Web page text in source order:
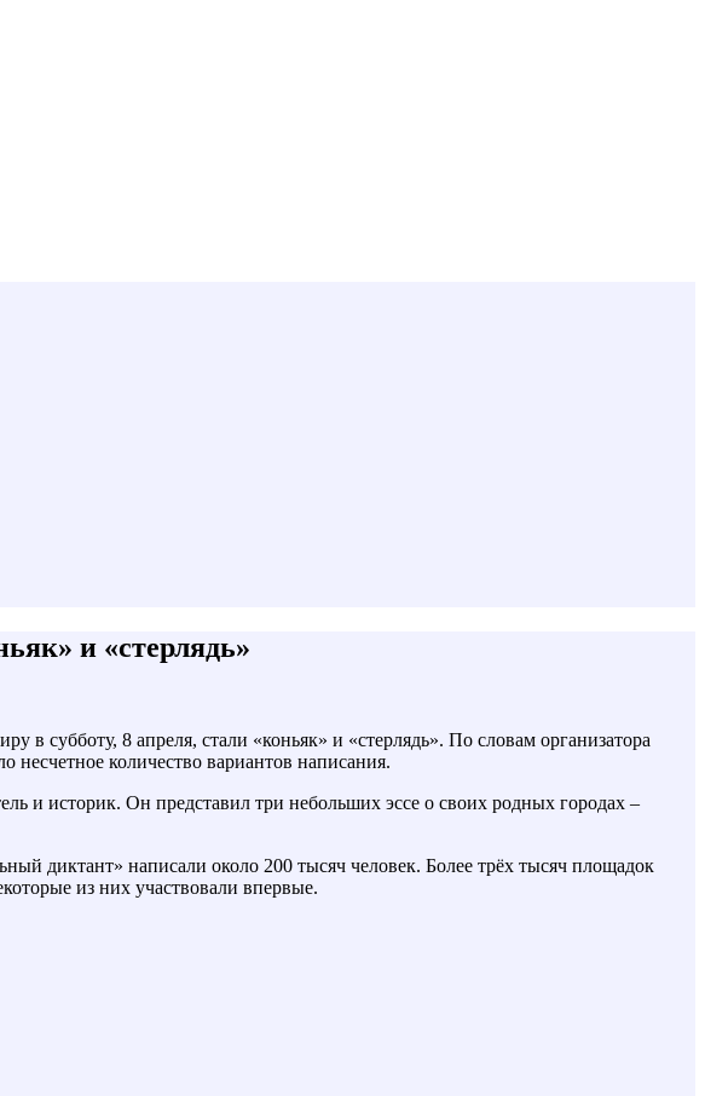
и «стерлядь»
субботу, 8 апреля, стали «коньяк» и «стерлядь». По словам организатора
несчетное количество вариантов написания.
и историк. Он представил три небольших эссе о своих родных городах –
диктант» написали около 200 тысяч человек. Более трёх тысяч площадок
из них участвовали впервые.